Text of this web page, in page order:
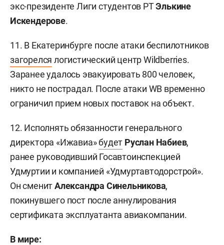
экс-президенте Лиги студентов РТЭлькине
Искендерове.
11. В Екатеринбурге после атаки беспилотников
загорелся логистический центр Wildberries.
Заранее удалось эвакуировать 800 человек,
никто не пострадал. После атаки WB временно
ограничил прием новых поставок на объект.
12. Исполнять обязанности генерального
директора «Ижавиа»будет Руслан Набиев,
ранее руководивший Госавтоинспекцией
Удмуртии и компанией «Удмуртавтодорстрой».
Он сменитАлександра Синельникова,
покинувшего пост после аннулирования
сертификата эксплуатанта авиакомпании.
В мире: